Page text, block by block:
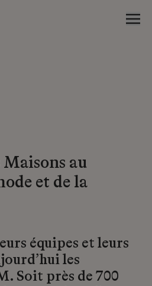
Maisons au
et de la
équipes et leurs
les
Soit près de 700